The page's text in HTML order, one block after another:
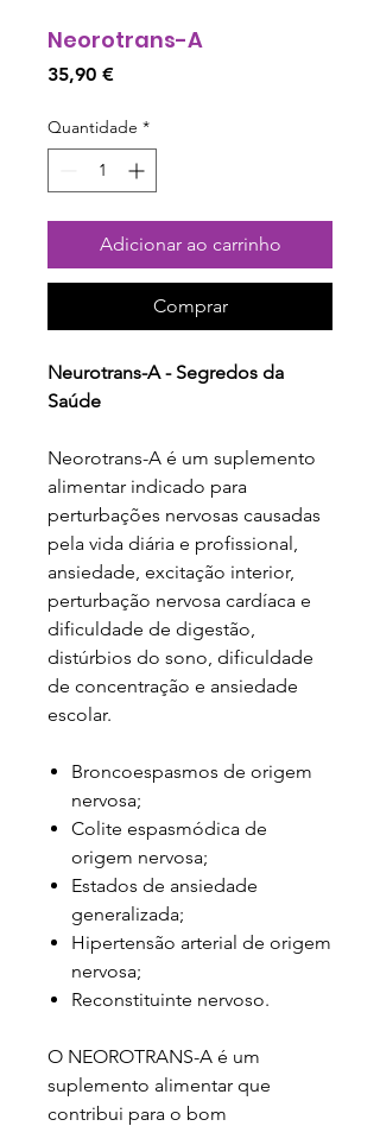
Neorotrans-A
35,90 €Preço
Quantidade *
Adicionar ao carrinho
Comprar
Neurotrans-A - Segredos da
Saúde
Neorotrans-A é um suplemento
alimentar indicado para
perturbações nervosas causadas
pela vida diária e profissional,
ansiedade, excitação interior,
perturbação nervosa cardíaca e
dificuldade de digestão,
distúrbios do sono, dificuldade
de concentração e ansiedade
escolar.
Broncoespasmos de origem
nervosa;
Colite espasmódica de
origem nervosa;
Estados de ansiedade
generalizada;
Hipertensão arterial de origem
nervosa;
Reconstituinte nervoso.
O NEOROTRANS-A é um
suplemento alimentar que
contribui para o bom